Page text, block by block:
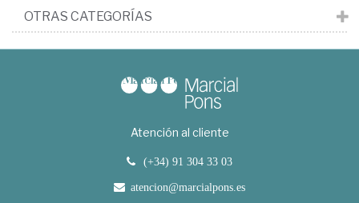
OTRAS CATEGORÍAS
Atención al cliente
(+34) 91 304 33 03
atencion@marcialpons.es